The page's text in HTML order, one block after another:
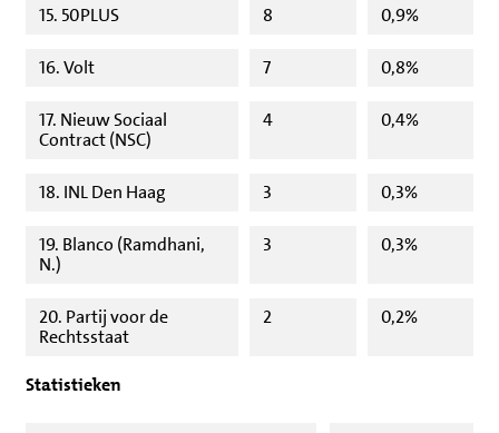
15. 50PLUS 8 0,9%
16. Volt 7 0,8%
17. Nieuw Sociaal
Contract (NSC)
4 0,4%
18. INL Den Haag 3 0,3%
19. Blanco (Ramdhani,
N.)
3 0,3%
20. Partij voor de
Rechtsstaat
2 0,2%
Statistieken